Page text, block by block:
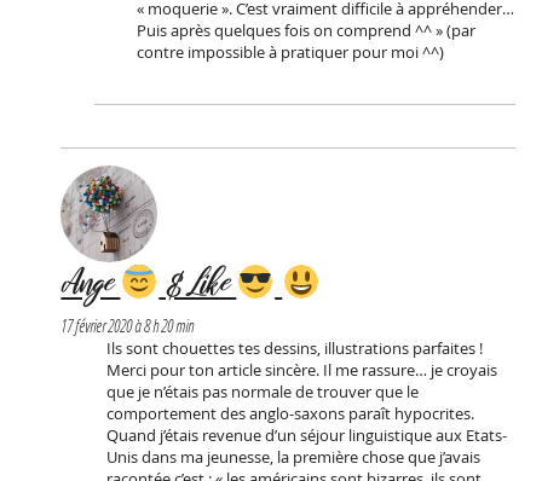
« moquerie ». C’est vraiment difficile à appréhender…
Puis après quelques fois on comprend ^^ » (par
contre impossible à pratiquer pour moi ^^)
Ange & Like
17 février 2020 à 8 h 20 min
Ils sont chouettes tes dessins, illustrations parfaites !
Merci pour ton article sincère. Il me rassure… je croyais
que je n’étais pas normale de trouver que le
comportement des anglo-saxons paraît hypocrites.
Quand j’étais revenue d’un séjour linguistique aux Etats-
Unis dans ma jeunesse, la première chose que j’avais